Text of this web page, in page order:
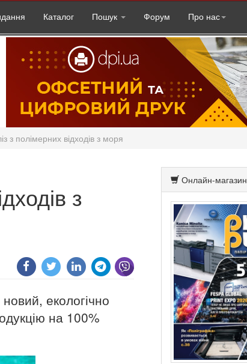
Каталог Пошук Форум Про нас
з полімерних відходів з моря
з
екологічно
на 100%
Онлайн-магазин